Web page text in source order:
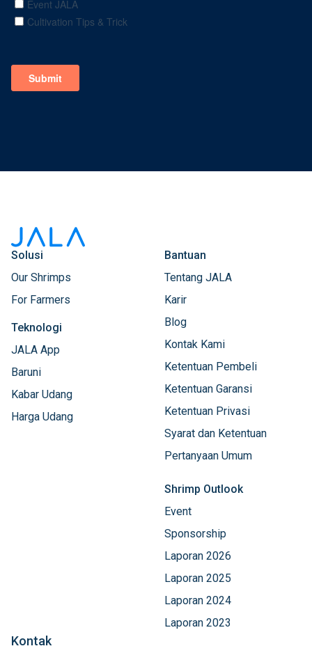
Solusi
Our Shrimps
For Farmers
Teknologi
JALA App
Baruni
Kabar Udang
Harga Udang
Bantuan
Tentang JALA
Karir
Blog
Kontak Kami
Ketentuan Pembeli
Ketentuan Garansi
Ketentuan Privasi
Syarat dan Ketentuan
Pertanyaan Umum
Shrimp Outlook
Event
Sponsorship
Laporan 2026
Laporan 2025
Laporan 2024
Laporan 2023
Kontak